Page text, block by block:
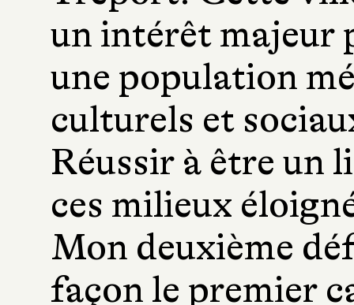
un intérêt majeur
une population
culturels et
Réussir à être un
ces milieux
Mon deuxième
façon le premier